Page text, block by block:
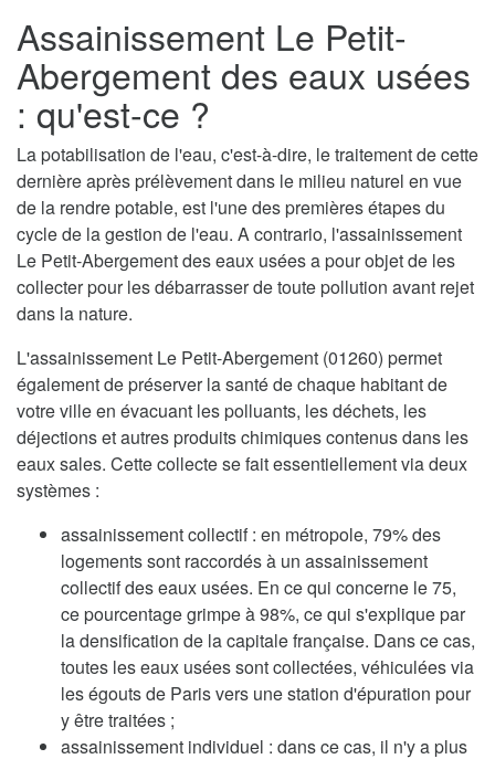
Assainissement Le Petit-
Abergement des eaux usées
: qu'est-ce ?
La potabilisation de l'eau, c'est-à-dire, le traitement de cette
dernière après prélèvement dans le milieu naturel en vue
de la rendre potable, est l'une des premières étapes du
cycle de la gestion de l'eau. A contrario, l'assainissement
Le Petit-Abergement des eaux usées a pour objet de les
collecter pour les débarrasser de toute pollution avant rejet
dans la nature.
L'assainissement Le Petit-Abergement (01260) permet
également de préserver la santé de chaque habitant de
votre ville en évacuant les polluants, les déchets, les
déjections et autres produits chimiques contenus dans les
eaux sales. Cette collecte se fait essentiellement via deux
systèmes :
assainissement collectif : en métropole, 79% des
logements sont raccordés à un assainissement
collectif des eaux usées. En ce qui concerne le 75,
ce pourcentage grimpe à 98%, ce qui s'explique par
la densification de la capitale française. Dans ce cas,
toutes les eaux usées sont collectées, véhiculées via
les égouts de Paris vers une station d'épuration pour
y être traitées ;
assainissement individuel : dans ce cas, il n'y a plus